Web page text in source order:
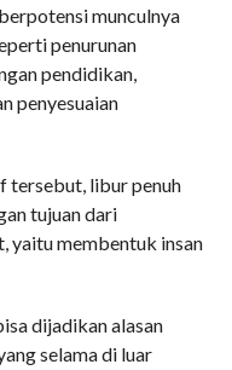
munculnya
penurunan
pendidikan,
penyesuaian
tersebut, libur penuh
tujuan dari
yaitu membentuk insan
dijadikan alasan
selama di luar